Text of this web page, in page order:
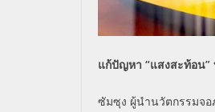
แก้ปัญหา “แสงสะท้อน
ซัมซุง ผู้นำนวัตกรรมจอ